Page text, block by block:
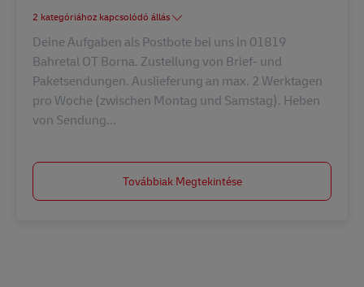
2 kategóriához kapcsolódó állás
Deine Aufgaben als Postbote bei uns in 01819
Bahretal OT Borna. Zustellung von Brief- und
Paketsendungen. Auslieferung an max. 2 Werktagen
pro Woche (zwischen Montag und Samstag). Heben
von Sendung...
Továbbiak Megtekintése